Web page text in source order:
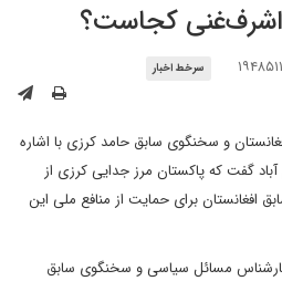
اشرف‌غنی کجاست؟
سرخط اخبار
و سخنگوی سابق حامد کرزی با اشاره
آباد گفت که پاکستان مرز جدایی کرزی از
برای حمایت از منافع ملی این
مسائل سیاسی و سخنگوی سابق